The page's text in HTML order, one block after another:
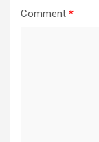
Comment *